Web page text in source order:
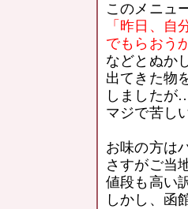
このメニュ
「昨日、
でもらおう
などとぬか
出てきた物
しましたが
マジで苦し
お味の方は
さすがご当
値段も高い
しかし、函